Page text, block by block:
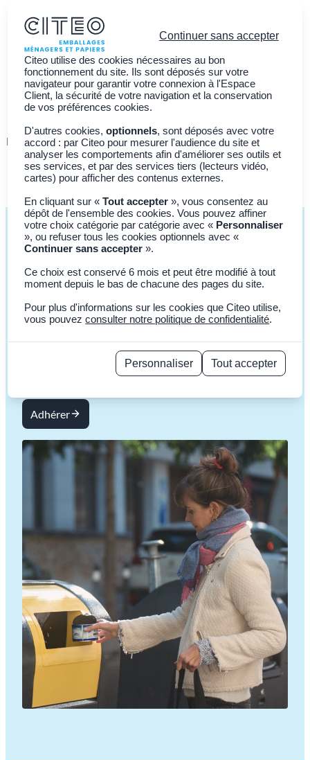
Découvrir CITEO Actualités Adhérer à CITEO
h
Adhérer
Pourquoiadhérer à CITEO?
CITEO Emballages Ménagers et Papiers vous
accompagne pour prendre en charge la gestion et le
financement de la fin de vie de vos emballages et papiers
Adhérer
Continuer sans accepter
Citeo utilise des cookies nécessaires au bon
fonctionnement du site. Ils sont déposés sur votre
navigateur pour garantir votre connexion à l'Espace
Client, la sécurité de votre navigation et la conservation
de vos préférences cookies.
D'autres cookies,optionnels, sont déposés avec votre
accord : par Citeo pour mesurer l'audience du site et
analyser les comportements afin d'améliorer ses outils et
ses services, et par des services tiers (lecteurs vidéo,
cartes) pour afficher des contenus externes.
En cliquant sur «Tout accepter », vous consentez au
dépôt de l'ensemble des cookies. Vous pouvez affiner
votre choix catégorie par catégorie avec « Personnaliser
», ou refuser tous les cookies optionnels avec «
Continuer sans accepter ».
Ce choix est conservé 6 mois et peut être modifié à tout
moment depuis le bas de chacune des pages du site.
Pour plus d'informations sur les cookies que Citeo utilise,
vous pouvezconsulter notre politique de confidentialité.
Personnaliser
Tout accepter